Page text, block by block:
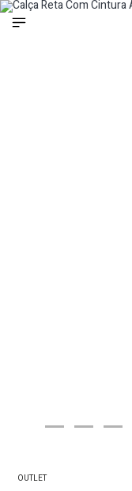
OUTLET